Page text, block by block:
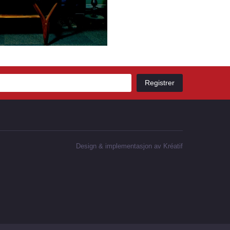
Design & implementasjon av Kréatif